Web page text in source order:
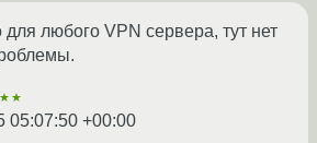
любого VPN сервера, тут нет
05:07:50 +00:00